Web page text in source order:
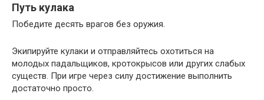
Путь кулака
Победите десять врагов без оружия.
Экипируйте кулаки и отправляйтесь охотиться на
молодых падальщиков, кротокрысов или других слабых
существ. При игре через силу достижение выполнить
достаточно просто.